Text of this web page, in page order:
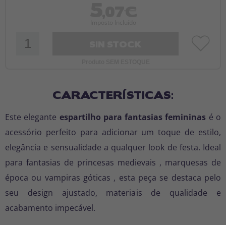
CARACTERÍSTICAS:
Este elegante espartilho para fantasias femininas é o
acessório perfeito para adicionar um toque de estilo,
elegância e sensualidade a qualquer look de festa. Ideal
para fantasias de princesas medievais , marquesas de
época ou vampiras góticas , esta peça se destaca pelo
seu design ajustado, materiais de qualidade e
acabamento impecável.